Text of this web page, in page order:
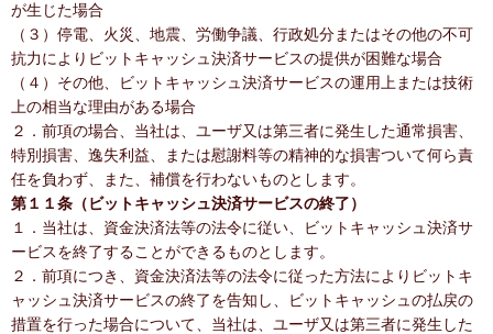
が生じた場合
（３）停電、火災、地震、労働争議、行政処分またはその他の不可
抗力によりビットキャッシュ決済サービスの提供が困難な場合
（４）その他、ビットキャッシュ決済サービスの運用上または技術
上の相当な理由がある場合
２．前項の場合、当社は、ユーザ又は第三者に発生した通常損害、
特別損害、逸失利益、または慰謝料等の精神的な損害ついて何ら責
任を負わず、また、補償を行わないものとします。
第１１条（ビットキャッシュ決済サービスの終了）
１．当社は、資金決済法等の法令に従い、ビットキャッシュ決済サ
ービスを終了することができるものとします。
２．前項につき、資金決済法等の法令に従った方法によりビットキ
ャッシュ決済サービスの終了を告知し、ビットキャッシュの払戻の
措置を行った場合について、当社は、ユーザ又は第三者に発生した